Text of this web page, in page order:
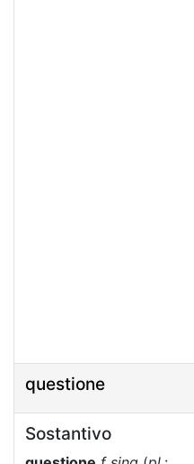
questione
Sostantivo